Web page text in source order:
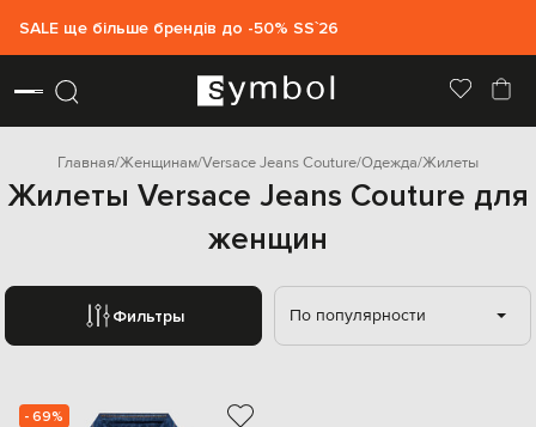
SALE ще більше брендів до -50% SS`26
Главная Женщинам Versace Jeans Couture Одежда Жилеты
Жилеты Versace Jeans Couture для
женщин
Фильтры По популярности
- 69%